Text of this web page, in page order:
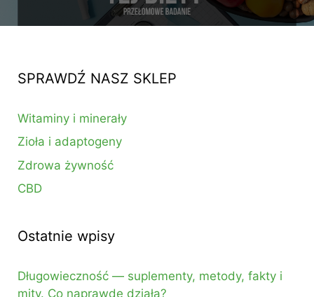
SPRAWDŹ NASZ SKLEP
Witaminy i minerały
Zioła i adaptogeny
Zdrowa żywność
CBD
Ostatnie wpisy
Długowieczność — suplementy, metody, fakty i
mity. Co naprawdę działa?